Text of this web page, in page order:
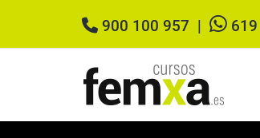
900 100 957